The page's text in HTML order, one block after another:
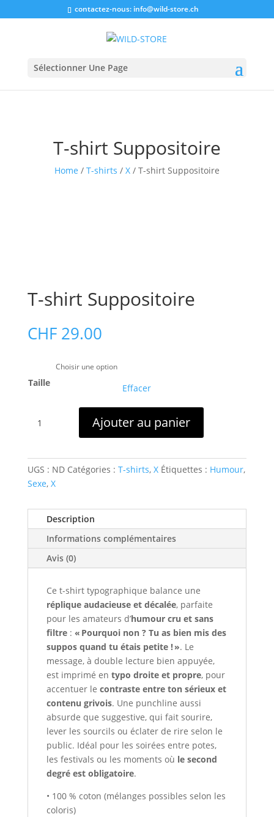
contactez-nous: info@wild-store.ch
Sélectionner Une Page
T-shirt Suppositoire
Home / T-shirts / X/ T-shirt Suppositoire
T-shirt Suppositoire
CHF29.00
Taille Effacer
Suppositoire
Ajouter au panier
UGS : ND Catégories : T-shirts, X Étiquettes : Humour,
Sexe, X
Description
Informations complémentaires
Avis (0)
Ce t-shirt typographique balance une
réplique audacieuse et décalée, parfaite
pour les amateurs d’humour cru et sans
filtre: « Pourquoi non ? Tu as bien mis des
suppos quand tu étais petite ! ». Le
message, à double lecture bien appuyée,
est imprimé en typo droite et propre, pour
accentuer le contraste entre ton sérieux et
contenu grivois. Une punchline aussi
absurde que suggestive, qui fait sourire,
lever les sourcils ou éclater de rire selon le
public. Idéal pour les soirées entre potes,
les festivals ou les moments où le second
degré est obligatoire.
• 100 % coton (mélanges possibles selon les
coloris)